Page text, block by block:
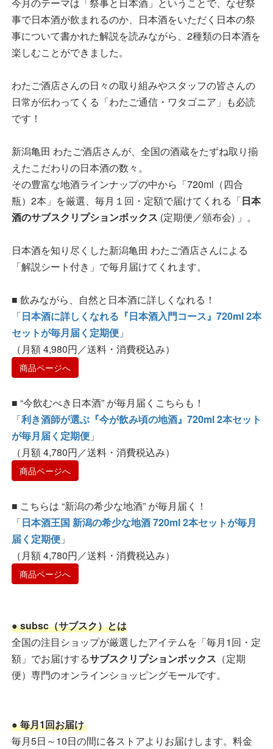
事で日本酒が飲まれるのか、日本酒をいただく日本の祭
事について書かれた解説を読みながら、2種類の日本酒を
楽しむことができました。
わたご酒店さんの日々の取り組みやスタッフの皆さんの
日常が伝わってくる「わたご通信・ワタゴニア」も必読
です！
新潟亀田 わたご酒店さんが、全国の酒蔵をたずね取り揃
えたこだわりの日本酒の数々。
その豊富な地酒ラインナップの中から「720ml（四合
瓶）2本」を厳選、毎月１回・定額で届けてくれる「日本
酒のサブスクリプションボックス (定期便／頒布会) 」。
日本酒を知り尽くした新潟亀田 わたご酒店さんによる
「解説シート付き」で毎月届けてくれます。
■ 飲みながら、自然と日本酒に詳しくなれる！
「日本酒に詳しくなれる『日本酒入門コース』720ml 2本
セットが毎月届く定期便 」
（月額 4,980円／送料・消費税込み）
商品ページへ
■ “今飲むべき日本酒” が毎月届くこちらも！
「利き酒師が選ぶ『今が飲み頃の地酒』720ml 2本セット
が毎月届く定期便 」
（月額 4,780円／送料・消費税込み）
商品ページへ
■ こちらは “新潟の希少な地酒” が毎月届く！
「日本酒王国 新潟の希少な地酒 720ml 2本セットが毎月
届く定期便 」
（月額 4,780円／送料・消費税込み）
商品ページへ
● subsc（サブスク）とは
全国の注目ショップが厳選したアイテムを「毎月1回・定
額」でお届けするサブスクリプションボックス （定期
便）専門のオンラインショッピングモールです。
● 毎月1回お届け
毎月5日～10日の間に各ストアよりお届けします。料金